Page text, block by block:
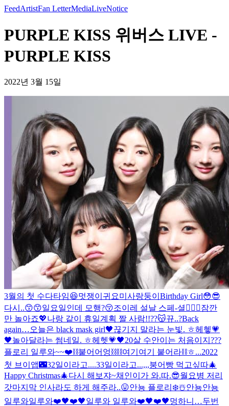
FeedArtistFan LetterMediaLiveNotice
PURPLE KISS 위버스 LIVE -
PURPLE KISS
2022년 3월 15일
3월의 첫 수다타임😆멋쟁이귀요미사랑둥이Birthday Girl😳😎
다시..😙😙일요일인데 모행?😚조이레 설날 스페-셜 🙇🏻‍♀️잠깐
만 놀아죠💖나랑 같이 휴일계획 짤 사람!!??😽뀨..?Back
again…오늘은 black mask girl🖤끊기지 말라는 눈빛. ㅎ헤헿💗
🖤놀아달라는 썸네일. ㅎ헤헷💗🖤20살 수안이는 처음이지???
플로리 일루와~~❤️⛓붙어어엉⛓⛓여기여기 붙어라⛓ㅎ...2022
첫 브이앱🌃32일이라고....33일이라고...,,,붕어빵 먹고싶따🎄
Happy Christmas🎄다시 해보쟈~채인이가 와.따.😎월요병 저리
갓마지막 인사라도 하게 해주라..😛안뇽 플로리❄️☃️안뇽안뇽
일루와일루와❤️🖤❤️🖤일루와 일루와❤️🖤❤️🖤멍하니…두번